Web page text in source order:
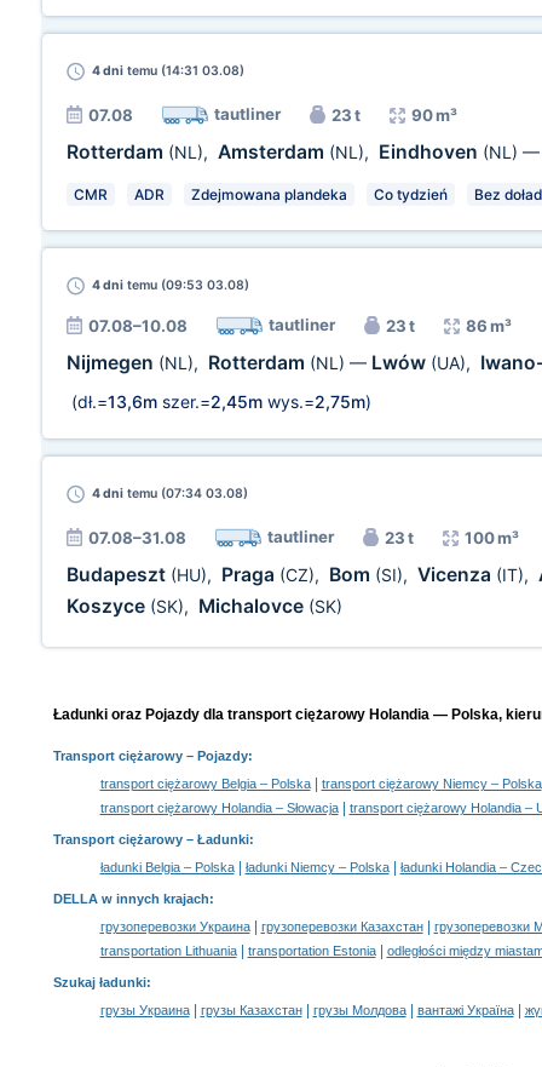
4 dni temu (14:31 03.08)
07.08 tautliner 23 t 90 m³
Rotterdam (NL), Amsterdam (NL), Eindhoven (NL)
CMR ADR Zdejmowana plandeka Co tydzień Bez
4 dni temu (09:53 03.08)
07.08–10.08 tautliner 23 t 86 m³
Nijmegen (NL), Rotterdam (NL) — Lwów (UA),
(dł.=13,6m szer.=2,45m wys.=2,75m)
4 dni temu (07:34 03.08)
07.08–31.08 tautliner 23 t 100 m³
Budapeszt (HU), Praga (CZ), Bom (SI), Vicenza (IT),
Koszyce (SK), Michalovce (SK)
Ładunki oraz Pojazdy dla transport ciężarowy Holandia — Polska,
Transport ciężarowy– Pojazdy:
transport ciężarowy Belgia – Polska| transport ciężarowy Niemcy – Polska
transport ciężarowy Holandia – Słowacja| transport ciężarowy Holandia –
Transport ciężarowy – Ładunki:
ładunki Belgia – Polska| ładunki Niemcy – Polska| ładunki Holandia –
DELLA w innych krajach:
грузоперевозки Украина| грузоперевозки Казахстан|
грузоперевозки
transportation Lithuania| transportation Estonia| odległości między
Szukaj ładunki:
грузы Украина| грузы Казахстан| грузы Молдова| вантажі Україна|